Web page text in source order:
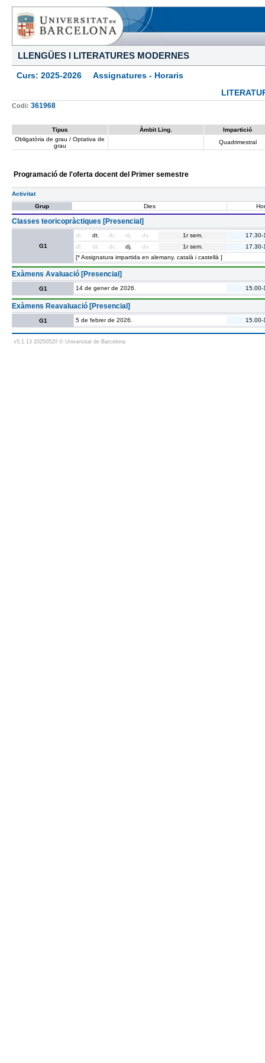
LLENGÜES I LITERATURES MODERNES
Curs: 2025-2026 Assignatures - Horaris
Codi: 361968
Tipus Àmbit Ling.
Impartició
Obligatòria de grau / Optativa de
grau
Quadrimestral
Programació de l'oferta docent del Primer semestre
Activitat
Grup
Dies
Classes teoricopràctiques [Presencial]
G1
dl. dt. dc. dj. dv. 1r sem.
17.30-
dl.
dt. dc. dj. dv. 1r sem.
17.30-
[* Assignatura impartida en alemany, català i castellà ]
Exàmens Avaluació [Presencial]
G1 14 de gener de 2026. 15.00-
Exàmens Reavaluació [Presencial]
G1 5 de febrer de 2026. 15.00-
v5.1.13 20250520 © Universitat de Barcelona